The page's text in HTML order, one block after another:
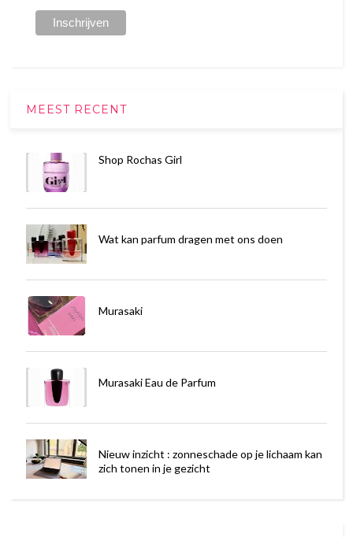
MEEST RECENT
Shop Rochas Girl
Wat kan parfum dragen met ons doen
Murasaki
Murasaki Eau de Parfum
Nieuw inzicht : zonneschade op je lichaam kan
zich tonen in je gezicht